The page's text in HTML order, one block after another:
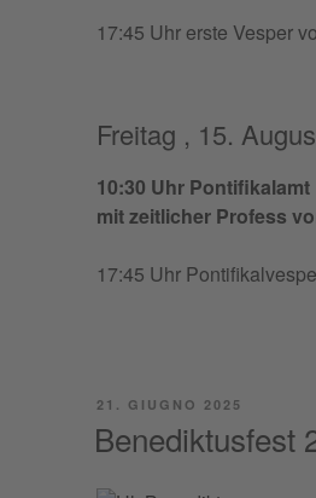
17:45 Uhr erste Vesper
Freitag , 15.
10:30 Uhr Pontifikalamt
mit zei­tli­cher Pro­fess
17:45 Uhr
PUBBLICATO
21. GIUGNO 2025
Benediktusfest